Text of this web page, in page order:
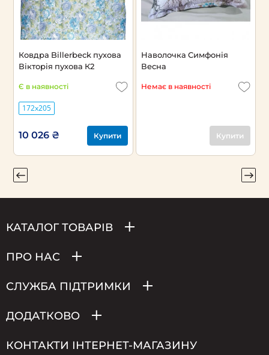
Ковдра Billerbeck пухова
Вікторія пухова К2
Є в наявності
172х205
10 026 ₴ Купити
Наволочка Симфонія
Весна
Немає в наявності
Купити
КАТАЛОГ ТОВАРІВ
ПРО НАС
СЛУЖБА ПІДТРИМКИ
ДОДАТКОВО
КОНТАКТИ ІНТЕРНЕТ-МАГАЗИНУ